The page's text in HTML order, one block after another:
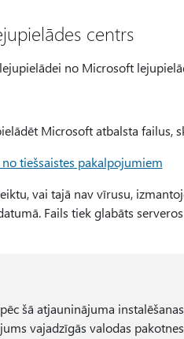
centrs
no Microsoft
Microsoft atbalsta failus,
tiešsaistes pakalpojumiem
vai tajā nav vīrusu,
Fails tiek glabāts
šā atjauninājuma
vajadzīgās valodas